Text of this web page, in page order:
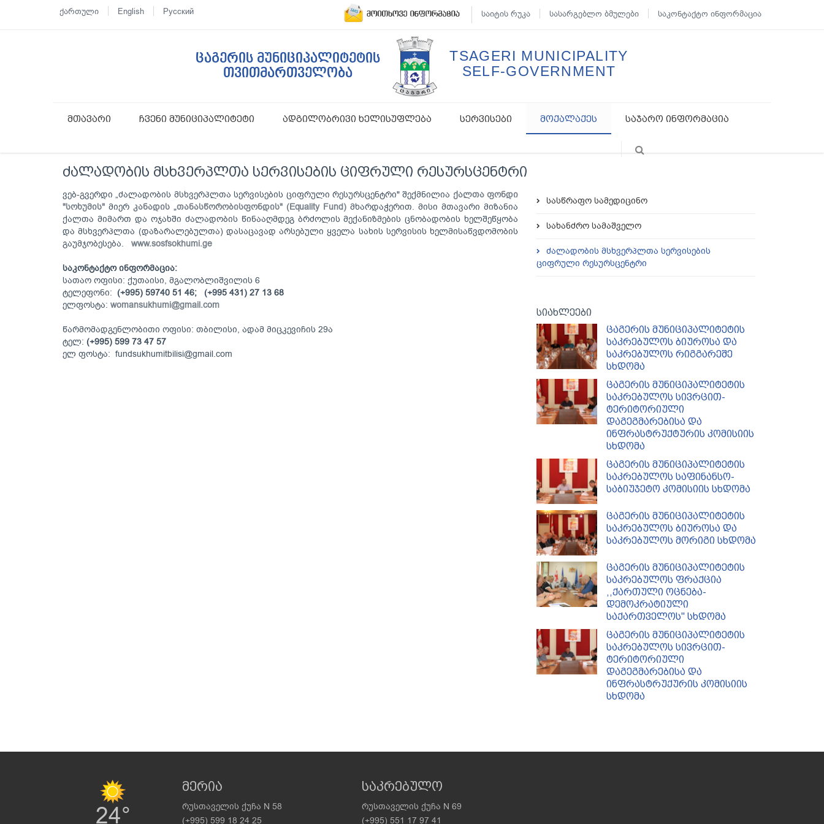
ქართული English Русский საიტის რუკა სასარგებლო ბმულები საკონტაქტო ინფორმაცია
ცაგერის მუნიციპალიტეტის
თვითმართველობა
TSAGERI MUNICIPALITY
SELF-GOVERNMENT
მთავარი ჩვენი მუნიციპალიტეტი ადგილობრივი ხელისუფლება სერვისები მოქალაქეს საჯარო ინფორმაცია
ძალადობის მსხვერპლთა სერვისების ციფრული რესურსცენტრი
ვებ-გვერდი „ძალადობის მსხვერპლთა სერვისების ციფრული რესურსცენტრი" შექმნილია ქალთა ფონდი
"სოხუმის" მიერკანადის „თანასწორობისფონდის" (Equality Fund) მხარდაჭერით. მისი მთავარი მიზანია
ქალთა მიმართ და ოჯახში ძალადობის წინააღმდეგ ბრძოლის მექანიზმების ცნობადობის ხელშეწყობა
და მსხვერპლთა (დაზარალებულთა) დასაცავად არსებული ყველა სახის სერვისის ხელმისაწვდომობის
გაუმჯობესება. www.sosfsokhumi.ge
საკონტაქტო ინფორმაცია:
სათაო ოფისი: ქუთაისი, მგალობლიშვილის 6
ტელეფონი: (+995) 59740 51 46;
(+995 431) 27 13 68
ელფოსტა: womansukhumi@gmail.com
წარმომადგენლობითი ოფისი: თბილისი, ადამ მიცკევიჩის 29ა
ტელ: (+995) 599 73 47 57
ელ ფოსტა: fundsukhumitbilisi@gmail.com
სასწრაფო სამედიცინო
სახანძრო სამაშველო
ძალადობის მსხვერპლთა სერვისების
ციფრული რესურსცენტრი
სიახლეები
ცაგერის მუნიციპალიტეტის
საკრებულოს ბიუროსა და
საკრებულოს რიგგარეშე
სხდომა
ცაგერის მუნიციპალიტეტის
საკრებულოს სივრცით-
ტერიტორიული
დაგეგმარებისა და
ინფრასტრუქტურის კომისიის
სხდომა
ცაგერის მუნიციპალიტეტის
საკრებულოს საფინანსო-
საბიუჯეტო კომისიის სხდომა
ცაგერის მუნიციპალიტეტის
საკრებულოს ბიუროსა და
საკრებულოს მორიგი სხდომა
ცაგერის მუნიციპალიტეტის
საკრებულოს ფრაქცია
,,ქართული ოცნება-
დემოკრატიული
საქართველოს'' სხდომა
ცაგერის მუნიციპალიტეტის
საკრებულოს სივრცით-
ტერიტორიული
დაგეგმარებისა და
ინფრასტრუქურის კომისიის
სხდომა
24°
მერია
რუსთაველის ქუჩა N 58
(+995) 599 18 24 25
საკრებულო
რუსთაველის ქუჩა N 69
(+995) 551 17 97 41